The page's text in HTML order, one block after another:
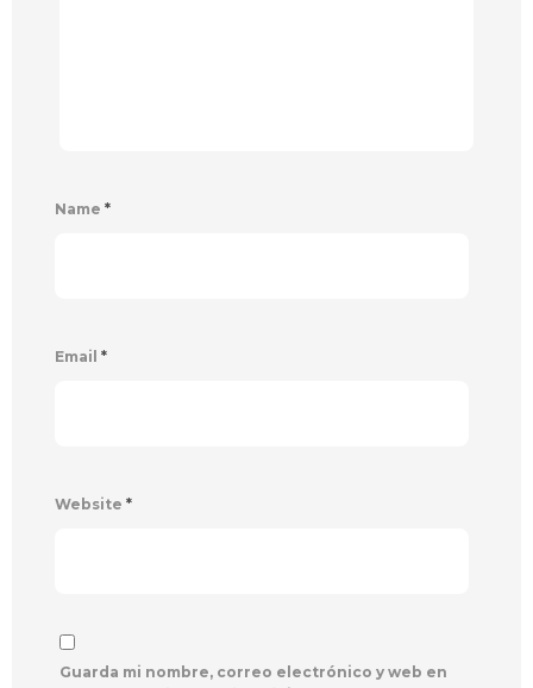
Name *
Email *
Website *
Guarda mi nombre, correo electrónico y web en